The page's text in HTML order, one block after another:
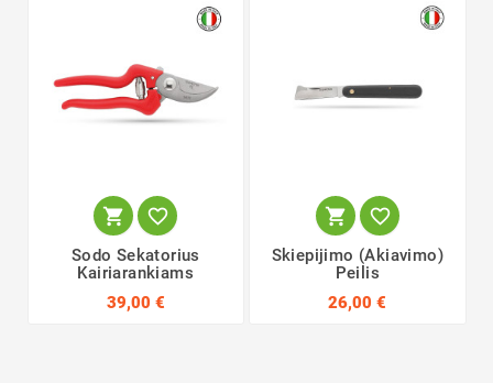
 
Sodo Sekatorius
Kairiarankiams
39,00 €
 
Skiepijimo (akiavimo)
Peilis
26,00 €